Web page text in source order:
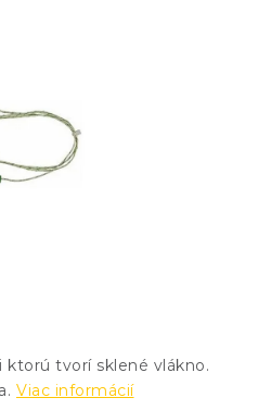
ktorú tvorí sklené vlákno.
Viac informácií